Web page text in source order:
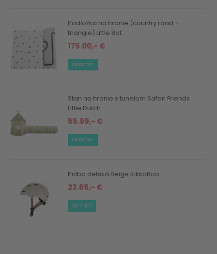
Podložka na hranie (country road +
triangle) Little Bot
175.00,- €
skladom
Stan na hranie s tunelom Safari Friends
Little Dutch
55.99,- €
skladom
Prilba detská Beige KikkaBoo
23.69,- €
do 7 dní